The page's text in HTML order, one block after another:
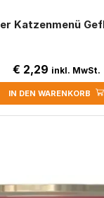
Katzenmenü
€ 2,29 inkl. MwSt.
IN DEN WARENKORB